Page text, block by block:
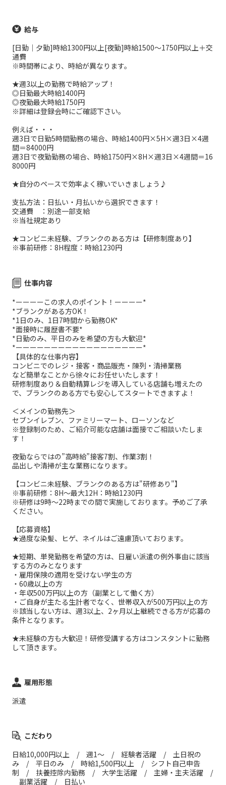
給与
[日勤｜夕勤]時給1300円以上[夜勤]時給1500～1750円以上＋交
通費
※時間帯により、時給が異なります。
★週3以上の勤務で時給アップ！
◎日勤最大時給1400円
◎夜勤最大時給1750円
※詳細は登録会時にご確認下さい。
例えば・・・
週3日で日勤5時間勤務の場合、時給1400円×5H×週3日×4週
間＝84000円
週3日で夜勤勤務の場合、時給1750円×8H×週3日×4週間＝16
8000円
★自分のペースで効率よく稼いでいきましょう♪
支払方法：日払い・月払いから選択できます！
交通費 ：別途一部支給
※当社規定あり
★コンビニ未経験、ブランクのある方は【研修制度あり】
※事前研修：8H程度：時給1230円
仕事内容
*ーーーーこの求人のポイント！ーーーー*
*ブランクがある方OK！
*1日のみ、1日7時間から勤務OK*
*面接時に履歴書不要*
*日勤のみ、平日のみを希望の方も大歓迎*
*ーーーーーーーーーーーーーーーーーー*
【具体的な仕事内容】
コンビニでのレジ・接客・商品販売・陳列・清掃業務
など簡単なことから徐々にお任せいたします！
研修制度あり＆自動精算レジを導入している店舗も増えたの
で、ブランクのある方でも安心してスタートできますよ！
＜メインの勤務先＞
セブンイレブン、ファミリーマート、ローソンなど
※登録制のため、ご紹介可能な店舗は面接でご相談いたしま
す！
夜勤ならではの”高時給”接客7割、作業3割！
品出しや清掃が主な業務になります。
【コンビニ未経験、ブランクのある方は"研修あり"】
※事前研修：8H～最大12H：時給1230円
※研修は9時～22時までの間で実施しております。予めご了承
ください。
【応募資格】
★過度な染髪、ヒゲ、ネイルはご遠慮頂いております。
★短期、単発勤務を希望の方は、日雇い派遣の例外事由に該当
する方のみとなります
・雇用保険の適用を受けない学生の方
・60歳以上の方
・年収500万円以上の方（副業として働く方）
・ご自身が主たる生計者でなく、世帯収入が500万円以上の方
※該当しない方は、週3以上、2ヶ月以上継続できる方が応募の
条件となります。
★未経験の方も大歓迎！研修受講する方はコンスタントに勤務
して頂きます。
雇用形態
派遣
こだわり
日給10,000円以上 / 週1～ / 経験者活躍 / 土日祝の
み / 平日のみ / 時給1,500円以上 / シフト自己申告
制 / 扶養控除内勤務 / 大学生活躍 / 主婦・主夫活躍 /
副業活躍 / 日払い